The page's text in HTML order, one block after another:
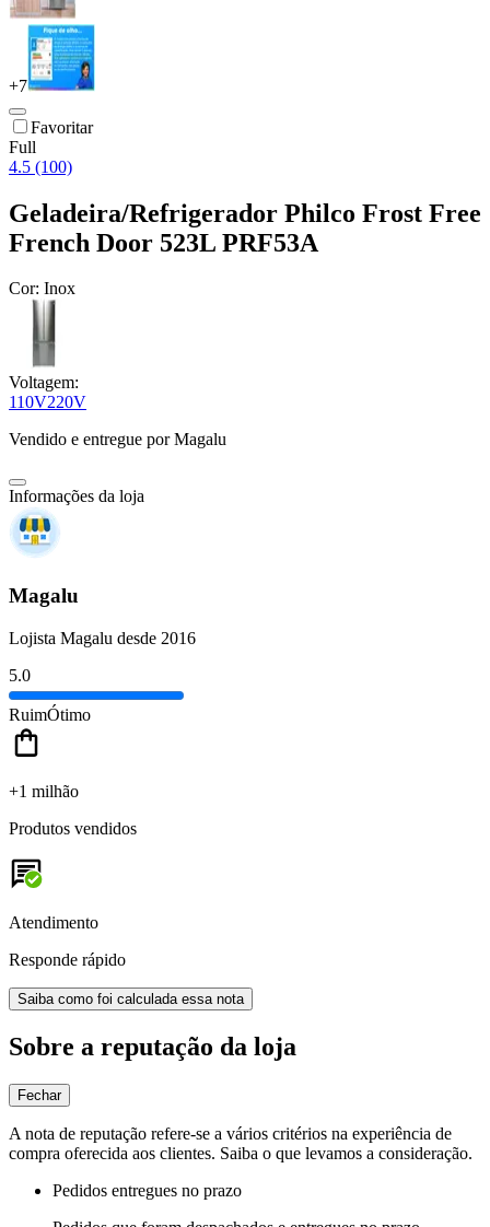
+7
Favoritar
Full
4.5 (100)
Geladeira/Refrigerador Philco Frost Free
French Door 523L PRF53A
Cor: Inox
Voltagem:
110V220V
Vendido e entregue por Magalu
Informações da loja
Magalu
Lojista Magalu desde 2016
5.0
RuimÓtimo
+1 milhão
Produtos vendidos
Atendimento
Responde rápido
Saiba como foi calculada essa nota
Sobre a reputação da loja
Fechar
A nota de reputação refere-se a vários critérios na experiência de
compra oferecida aos clientes. Saiba o que levamos a consideração.
Pedidos entregues no prazo